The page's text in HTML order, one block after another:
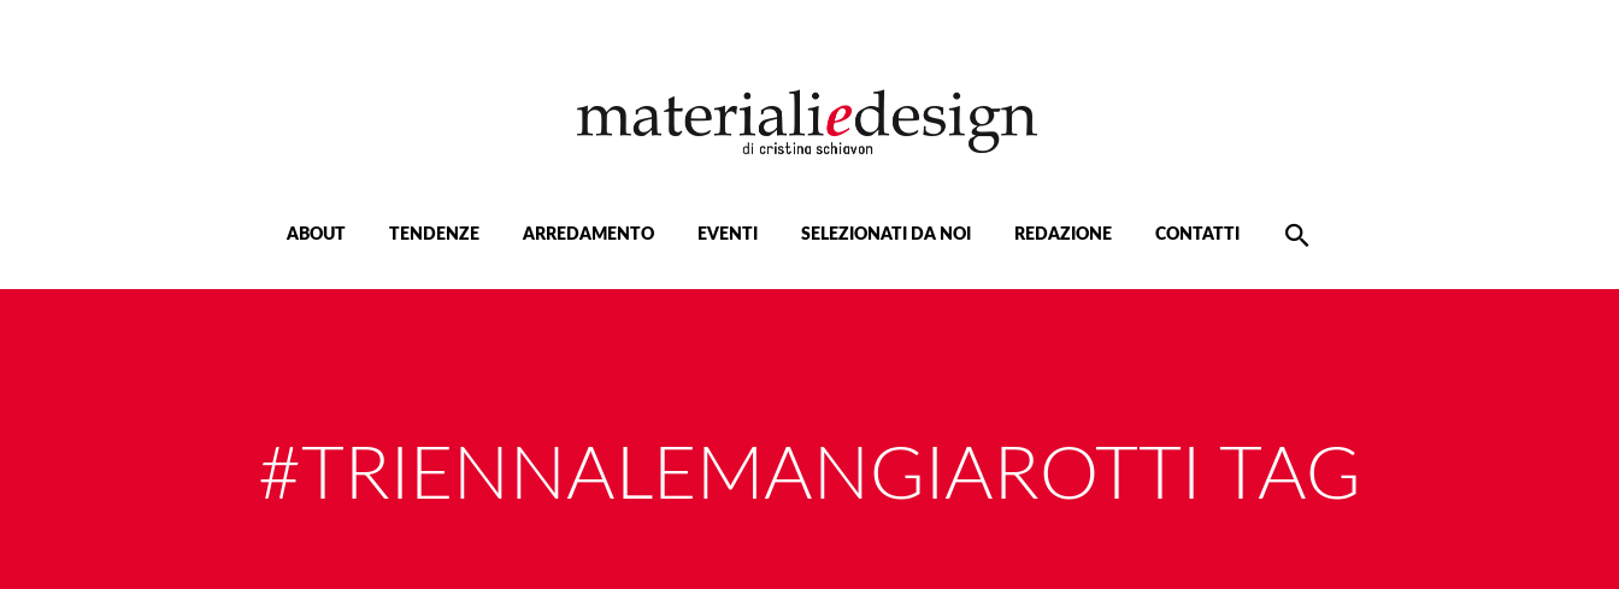
ABOUT TENDENZE ARREDAMENTO EVENTI SELEZIONATI DA NOI REDAZIONE CONTATTI
#TRIENNALEMANGIAROTTI TAG